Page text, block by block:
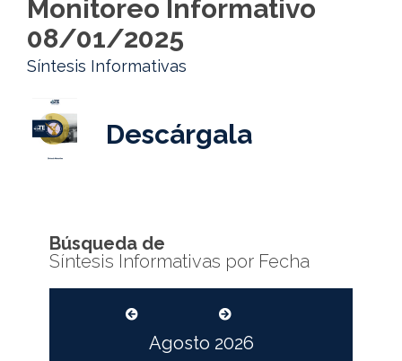
Monitoreo Informativo
08/01/2025
Síntesis Informativas
Descárgala
Búsqueda de
Síntesis Informativas por Fecha
Agosto 2026